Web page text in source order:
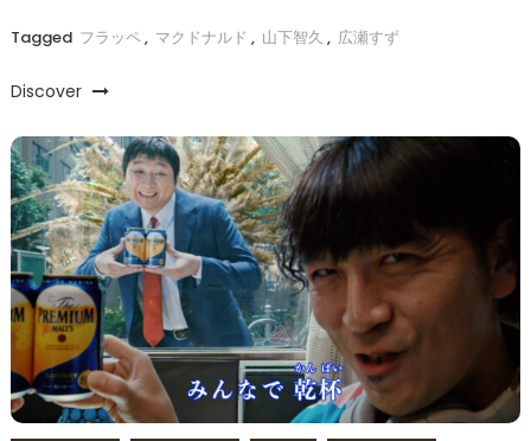
Tagged フラッペ, マクドナルド , 山下智久 , 広瀬すず
Discover